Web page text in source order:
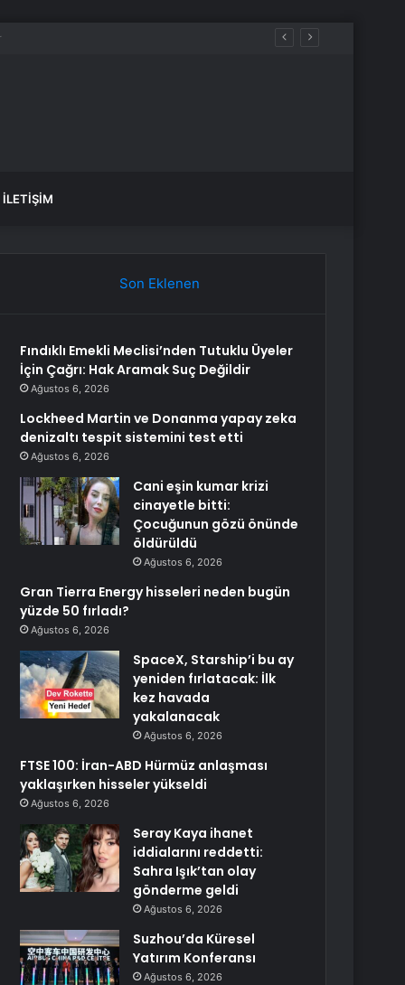
İLETIŞIM
Son Eklenen
Fındıklı Emekli Meclisi’nden Tutuklu Üyeler
İçin Çağrı: Hak Aramak Suç Değildir
Ağustos 6, 2026
Lockheed Martin ve Donanma yapay zeka
denizaltı tespit sistemini test etti
Ağustos 6, 2026
Cani eşin kumar krizi
cinayetle bitti:
Çocuğunun gözü önünde
öldürüldü
Ağustos 6, 2026
Gran Tierra Energy hisseleri neden bugün
yüzde 50 fırladı?
Ağustos 6, 2026
SpaceX, Starship’i bu ay
yeniden fırlatacak: İlk
kez havada
yakalanacak
Ağustos 6, 2026
FTSE 100: İran-ABD Hürmüz anlaşması
yaklaşırken hisseler yükseldi
Ağustos 6, 2026
Seray Kaya ihanet
iddialarını reddetti:
Sahra Işık’tan olay
gönderme geldi
Ağustos 6, 2026
Suzhou’da Küresel
Yatırım Konferansı
Ağustos 6, 2026